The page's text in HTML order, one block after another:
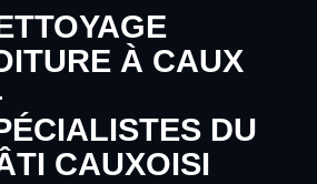
À CAUX
DU
CAUXOISI